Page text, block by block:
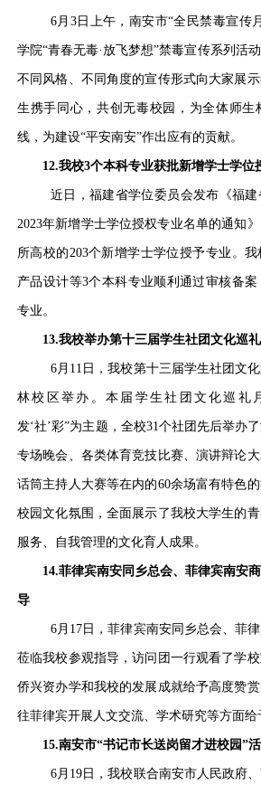
6月3日上午，南安市“全民禁毒宣传
学院“青春无毒·放飞梦想”禁毒宣传系列活
不同风格、不同角度的宣传形式向大家展
生携手同心，共创无毒校园，为全体师生
线，为建设“平安南安”作出应有的贡献。
12.我校3个本科专业获批新增学士学位
近日，福建省学位委员会发布《福
2023年新增学士学位授权专业名单的通知
所高校的203个新增学士学位授予专业。我
产品设计等3个本科专业顺利通过审核备
专业。
13.我校举办第十三届学生社团文化巡礼
6月11日，我校第十三届学生社团文
林校区举办。本届学生社团文化巡礼
发‘社’彩”为主题，全校31个社团先后举办
专场晚会、各类体育竞技比赛、演讲辩论
话筒主持人大赛等在内的60余场富有特色
校园文化氛围，全面展示了我校大学生的
服务、自我管理的文化育人成果。
14.菲律宾南安同乡总会、菲律宾南安
导
6月17日，菲律宾南安同乡总会、菲
莅临我校参观指导，访问团一行观看了学
侨兴资办学和我校的发展成就给予高度赞
往菲律宾开展人文交流、学术研究等方面给
15.南安市“书记市长送岗留才进校园”
6月19日，我校联合南安市人民政府